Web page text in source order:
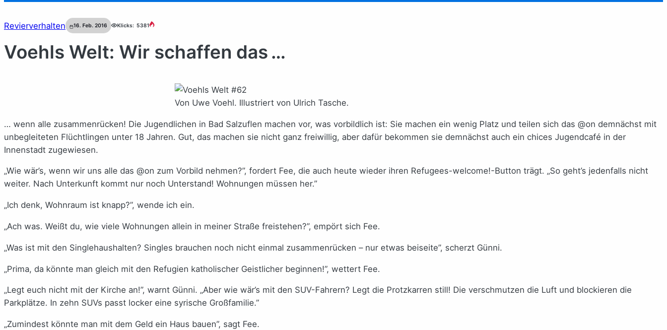
Revierverhalten 16. Feb. 2016 Klicks: 5381
Voehls Welt: Wir schaffen das …
Von Uwe Voehl. Illustriert von Ulrich Tasche.
… wenn alle zusammenrücken! Die Jugendlichen in Bad Salzuflen machen vor, was vorbildlich ist: Sie machen ein wenig Platz und teilen sich das @on demnächst mit
unbegleiteten Flüchtlingen unter 18 Jahren. Gut, das machen sie nicht ganz freiwillig, aber dafür bekommen sie demnächst auch ein chices Jugendcafé in der
Innenstadt zugewiesen.
„Wie wär’s, wenn wir uns alle das @on zum Vorbild nehmen?”, fordert Fee, die auch heute wieder ihren Refugees-welcome!-Button trägt. „So geht’s jedenfalls nicht
weiter. Nach Unterkunft kommt nur noch Unterstand! Wohnungen müssen her.”
„Ich denk, Wohnraum ist knapp?”, wende ich ein.
„Ach was. Weißt du, wie viele Wohnungen allein in meiner Straße freistehen?”, empört sich Fee.
„Was ist mit den Singlehaushalten? Singles brauchen noch nicht einmal zusammenrücken – nur etwas beiseite”, scherzt Günni.
„Prima, da könnte man gleich mit den Refugien katholischer Geistlicher beginnen!”, wettert Fee.
„Legt euch nicht mit der Kirche an!”, warnt Günni. „Aber wie wär’s mit den SUV-Fahrern? Legt die Protzkarren still! Die verschmutzen die Luft und blockieren die
Parkplätze. In zehn SUVs passt locker eine syrische Großfamilie.”
„Zumindest könnte man mit dem Geld ein Haus bauen”, sagt Fee.